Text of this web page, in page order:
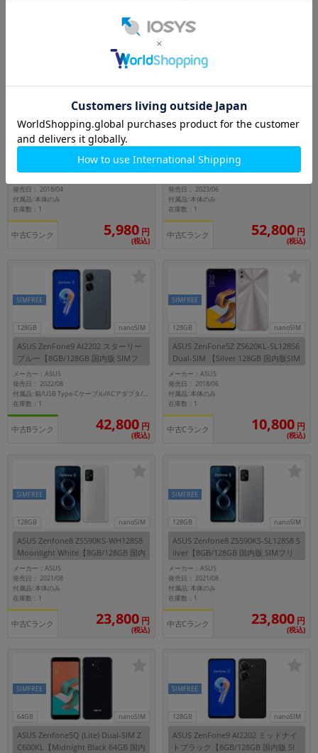
25,800 円
nanoSIM
ASUS Zenfone5 (2018) Dual-SIM ZE
620KL【Moonlight White 64GB 国
内版 SIMフリー】
発売日： 2018/04
付属品: 本体のみ
在庫数：1
中古Cランク 5,980 円
(税込)
256GB
SIMFREE
AM8GB/ROM256GB 国内版SIMフリ
ー】
発売日： 2023/06
付属品: 本体のみ
在庫数：1
中古Cランク 52,800 円
(税込)
128GB nanoSIM
SIMFREE
ASUS ZenFone9 AI2202 スターリー
ブルー【8GB/128GB 国内版 SIMフ
リー】
メーカー：ASUS
発売日： 2022/08
付属品: 箱/USB Type-Cケーブル/ACアダプタ/SIMイジェクトピン/専用ケース/マニュアル
在庫数：1
中古Bランク 42,800 円
(税込)
128GB nanoSIM
SIMFREE
ASUS ZenFone5Z ZS620KL-SL128S6
Dual-SIM 【Silver 128GB 国内版SIM
フリー】
メーカー：ASUS
発売日： 2018/06
付属品: 本体のみ
在庫数：1
中古Cランク 10,800 円
(税込)
128GB nanoSIM
SIMFREE
ASUS Zenfone8 ZS590KS-WH128S8
Moonlight White【8GB/128GB 国内
版 SIMフリー】
メーカー：ASUS
発売日： 2021/08
付属品: 本体のみ
在庫数：1
中古Cランク 23,800 円
(税込)
128GB nanoSIM
SIMFREE
ASUS Zenfone8 ZS590KS-SL128S8 S
ilver【8GB/128GB 国内版 SIMフリ
ー】
メーカー：ASUS
発売日： 2021/08
付属品: 本体のみ
在庫数：1
中古Cランク 23,800 円
(税込)
64GB nanoSIM
SIMFREE
ASUS Zenfone5Q (Lite) Dual-SIM Z
C600KL【Midnight Black 64GB 国内
128GB nanoSIM
SIMFREE
ASUS ZenFone9 AI2202 ミッドナイ
トブラック【8GB/128GB 国内版 SI